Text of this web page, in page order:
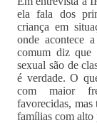
ela fala dos
criança em
onde acontece
comum diz que
sexual são de
é verdade. O
com maior
favorecidas, mas
famílias com alto